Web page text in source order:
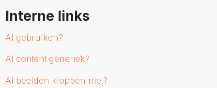
Interne links
AI gebruiken?
AI content generiek?
AI beelden kloppen niet?